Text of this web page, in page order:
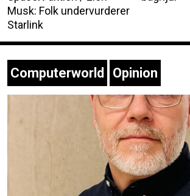
Musk: Folk undervurderer
Starlink
Computerworld Opinion